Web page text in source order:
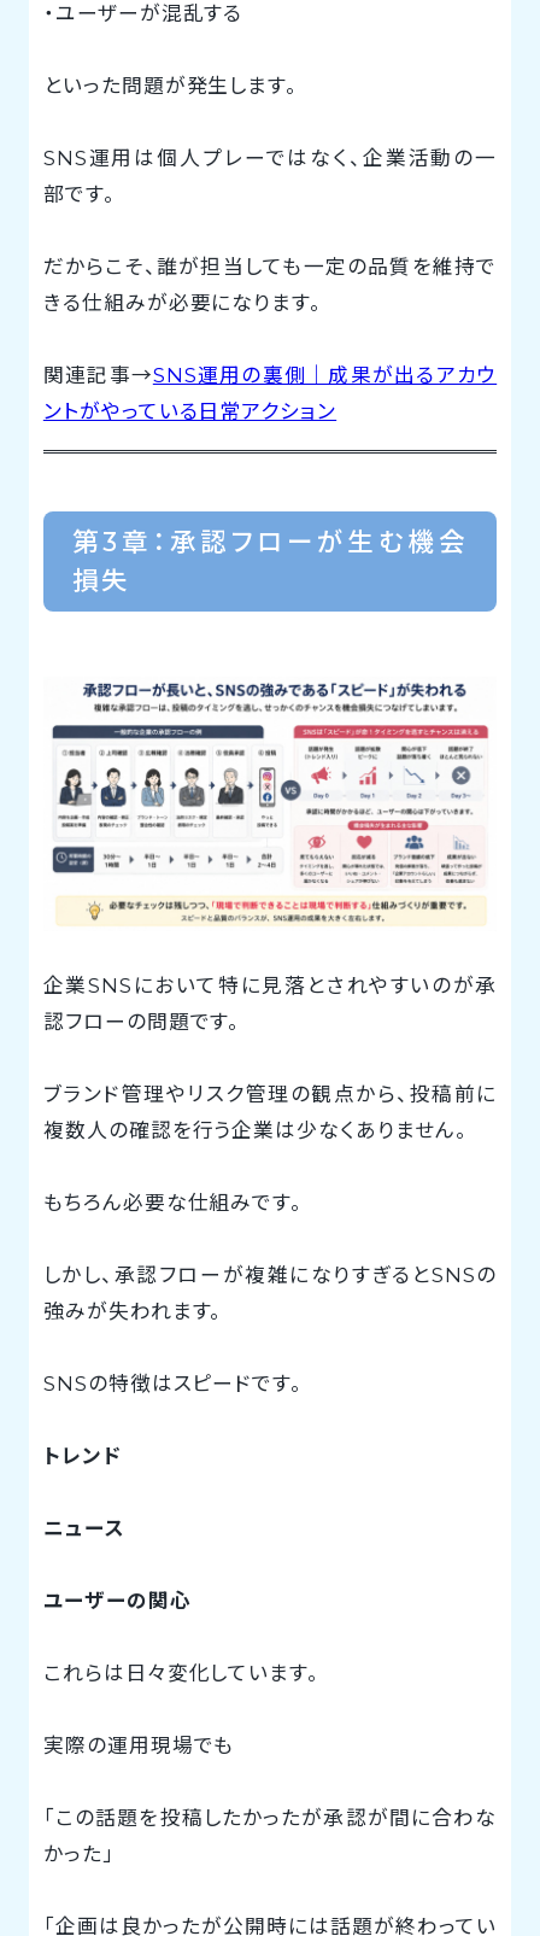
・ユーザーが混乱する
といった問題が発生します。
SNS運用は個人プレーではなく、企業活動の一
部です。
だからこそ、誰が担当しても一定の品質を維持で
きる仕組みが必要になります。
関連記事→SNS運用の裏側｜成果が出るアカウ
ントがやっている日常アクション
第3章：承認フローが生む機会
損失
企業SNSにおいて特に見落とされやすいのが承
認フローの問題です。
ブランド管理やリスク管理の観点から、投稿前に
複数人の確認を行う企業は少なくありません。
もちろん必要な仕組みです。
しかし、承認フローが複雑になりすぎるとSNSの
強みが失われます。
SNSの特徴はスピードです。
トレンド
ニュース
ユーザーの関心
これらは日々変化しています。
実際の運用現場でも
「この話題を投稿したかったが承認が間に合わな
かった」
「企画は良かったが公開時には話題が終わってい